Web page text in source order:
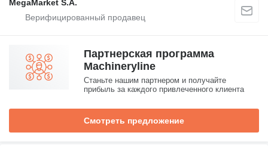
MegaMarket S.A.
Партнерская программа
Machineryline
Станьте нашим партнером и получайте
прибыль за каждого привлеченного клиента
Смотреть предложение